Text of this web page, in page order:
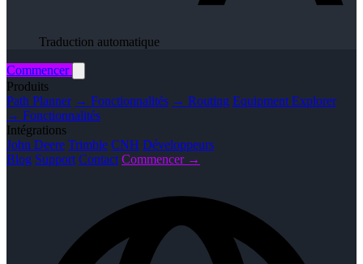
Traduction automatique
Commencer
Produits
Path Planner → Fonctionnalités → Routing Equipment Explorer
→ Fonctionnalités
Intégrations
John Deere Trimble CNH Développeurs
Blog Support Contact Commencer →